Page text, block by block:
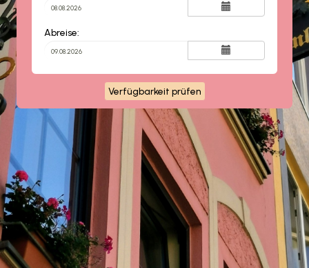
Abreise:
Verfügbarkeit prüfen